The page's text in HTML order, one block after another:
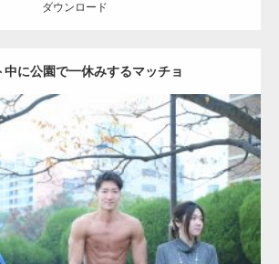
ダウンロード
中に公園で一休みするマッチョ
Update:2021.07.6
マッチョ その他 AKIHITO(細マッチョ) 腹筋
ロード